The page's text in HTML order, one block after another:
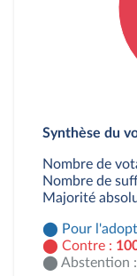
Synthèse du
Nombre de
Nombre de
Majorité
Pour
Contre :
Abstention :